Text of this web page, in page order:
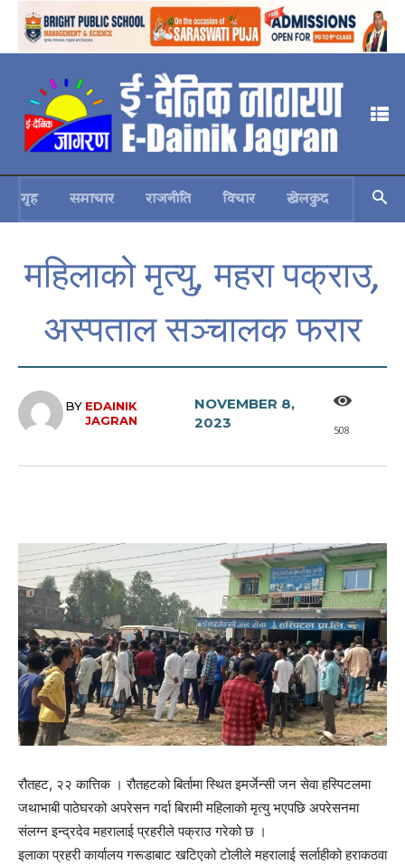
गृह समाचार राजनीति विचार खेलकुद स्वास्थ्य
महिलाको मृत्यु, महरा पक्राउ,
अस्पताल सञ्चालक फरार
BY EDAINIK
JAGRAN
NOVEMBER 8,
2023
508
रौतहट, २२ कात्तिक । रौतहटको बिर्तामा स्थित इमर्जेन्सी जन सेवा हस्पिटलमा
जथाभाबी पाठेघरको अपरेसन गर्दा बिरामी महिलाको मृत्यु भएपछि अपरेसनमा
संलग्न इन्द्रदेव महरालाई प्रहरीले पक्राउ गरेको छ ।
इलाका प्रहरी कार्यालय गरूडाबाट खटिएको टोलीले महरालाई सर्लाहीको हराकठवा